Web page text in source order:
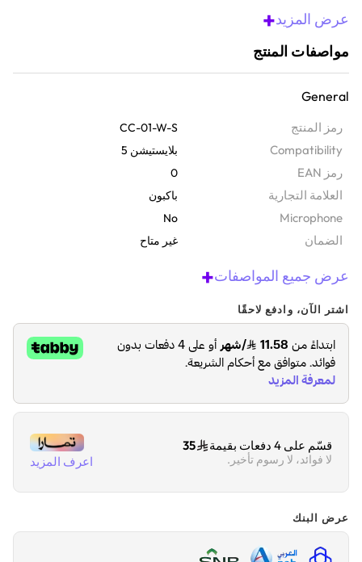
متوافق مع جميع إصدارات وحدة تحكم باكبون.
عرض المزيد+
مواصفات المنتج
General
رمز المنتج CC-01-W-S
Compatibility بلايستيشن 5
رمز EAN 0
‫العلامة التجارية باكبون
Microphone
No
الضمان‬ غير متاح
عرض جميع المواصفات+
اشتر الآن، وادفع لاحقًا
قسّم على 4 دفعات بقيمة 35
لا فوائد، لا رسوم تأخير. اعرف المزيد
عرض البنك